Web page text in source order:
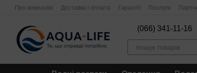
Перейти до основного контенту
Про компанію Доставка і оплата Гарантії Послуги
(066) 341-11-16